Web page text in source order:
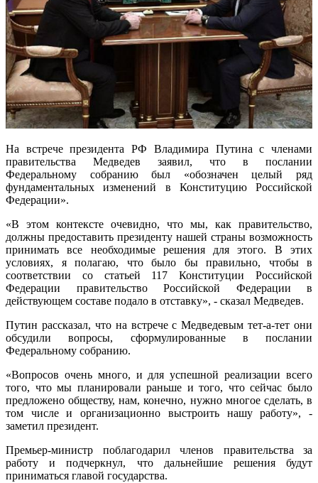
На встрече президента РФ Владимира Путина с членами
правительства Медведев заявил, что в послании
Федеральному собранию был «обозначен целый ряд
фундаментальных изменений в Конституцию Российской
Федерации».
«В этом контексте очевидно, что мы, как правительство,
должны предоставить президенту нашей страны возможность
принимать все необходимые решения для этого. В этих
условиях, я полагаю, что было бы правильно, чтобы в
соответствии со статьей 117 Конституции Российской
Федерации правительство Российской Федерации в
действующем составе подало в отставку», - сказал Медведев.
Путин рассказал, что на встрече с Медведевым тет-а-тет они
обсудили вопросы, сформулированные в послании
Федеральному собранию.
«Вопросов очень много, и для успешной реализации всего
того, что мы планировали раньше и того, что сейчас было
предложено обществу, нам, конечно, нужно многое сделать, в
том числе и организационно выстроить нашу работу», -
заметил президент.
Премьер-министр поблагодарил членов правительства за
работу и подчеркнул, что дальнейшие решения будут
приниматься главой государства.